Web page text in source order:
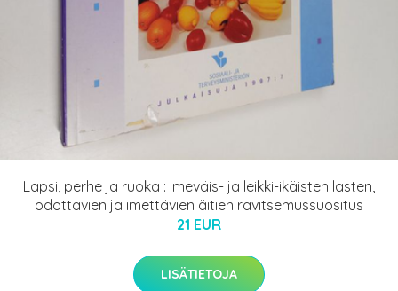
Lapsi, perhe ja ruoka : imeväis- ja leikki-ikäisten lasten,
odottavien ja imettävien äitien ravitsemussuositus
21 EUR
LISÄTIETOJA